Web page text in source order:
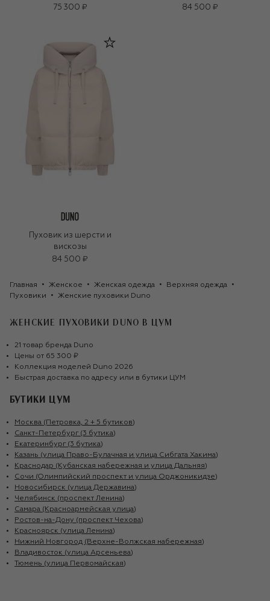
75 300 ₽
84 500 ₽
Пуховик из шерсти и
вискозы
84 500 ₽
Главная Женское Женская одежда
Верхняя одежда
Пуховики
Женские пуховики Duno
ЖЕНСКИЕ ПУХОВИКИ DUNO В ЦУМ
21 товар бренда Duno
Цены от 65 300 ₽
Коллекция моделей Duno 2026
Быстрая доставка по адресу или в бутики ЦУМ
БУТИКИ ЦУМ
Москва (Петровка, 2 + 5 бутиков)
Санкт-Петербург (3 бутика)
Екатеринбург (3 бутика)
Казань (улица Право-Булачная и улица Сибгата Хакима)
Краснодар (Кубанская набережная и улица Дальняя)
Сочи (Олимпийский проспект и улица Орджоникидзе)
Новосибирск (улица Державина)
Челябинск (проспект Ленина)
Самара (Красноармейская улица)
Ростов-на-Дону (проспект Чехова)
Красноярск (улица Ленина)
Нижний Новгород (Верхне-Волжская набережная)
Владивосток (улица Арсеньева)
Тюмень (улица Первомайская)